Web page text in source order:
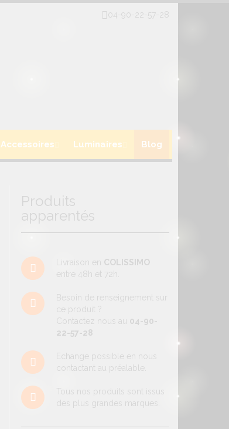
04-90-22-57-28
Accessoires Luminaires Blog
Produits
apparentés
Livraison en COLISSIMO
entre 48h et 72h.
Besoin de renseignement sur
ce produit ?
Contactez nous au 04-90-
22-57-28
Echange possible en nous
contactant au préalable.
Tous nos produits sont issus
des plus grandes marques.